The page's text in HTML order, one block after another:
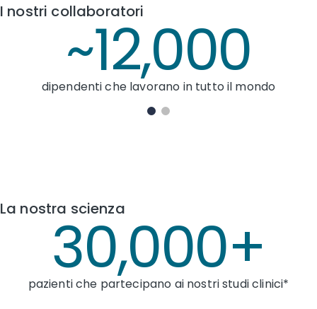
I nostri collaboratori
che lavorano in tutto il mondo
La nostra scienza
partecipano ai nostri studi clinici* Paesi